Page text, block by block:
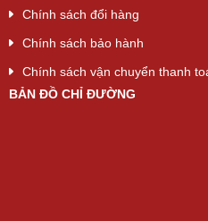
Chính sách đổi hàng
Chính sách bảo hành
Chính sách vận chuyển thanh
BẢN ĐỒ CHỈ ĐƯỜNG